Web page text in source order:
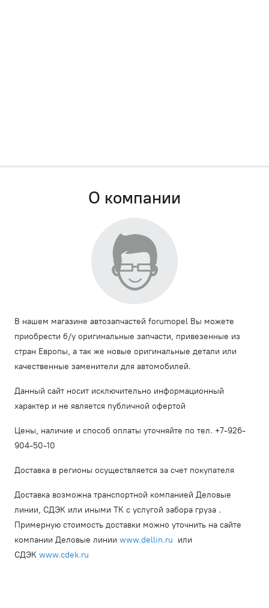
О компании
В нашем магазине автозапчастей forumopel Вы можете
приобрести б/у оригинальные запчасти, привезенные из
стран Европы, а так же новые оригинальные детали или
качественные заменители для автомобилей.
Данный сайт носит исключительно информационный
характер и не является публичной офертой
Цены, наличие и способ оплаты уточняйте по тел. +7-926-
904-50-10
Доставка в регионы осуществляется за счет покупателя
Доставка возможна транспортной компанией Деловые
линии, СДЭК или иными ТК с услугой забора груза .
Примерную стоимость доставки можно уточнить на сайте
компании Деловые линии www.dellin.ru или
СДЭК www.cdek.ru